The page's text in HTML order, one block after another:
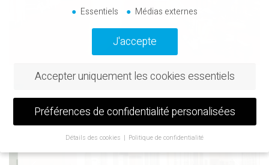
Essentiels
Médias externes
J'accepte
Accepter uniquement les cookies essentiels
Préférences de confidentialité personalisées
Détails des cookies Politique de confidentialité
Préférence de confidentialité